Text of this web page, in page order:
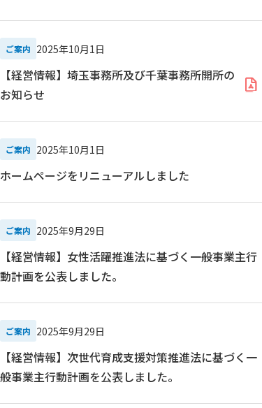
ご案内 2025年10月1日
【経営情報】埼玉事務所及び千葉事務所開所の
お知らせ
ご案内 2025年10月1日
ホームページをリニューアルしました
ご案内 2025年9月29日
【経営情報】女性活躍推進法に基づく一般事業主行
動計画を公表しました。
ご案内 2025年9月29日
【経営情報】次世代育成支援対策推進法に基づく一
般事業主行動計画を公表しました。